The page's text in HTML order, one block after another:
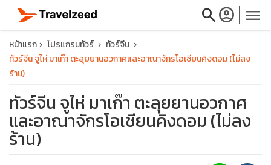
searchaccount_circle menu
close
travel_explore
หน้าแรก โปรแกรมทัวร์
ทัวร์จีน
ทัวร์จีน จูไห่ มาเก๊า ตะลุยยานอวกาศและอาณาจักรโอเชียนคิงดอม (ไม่ลง
ร้าน)
ทัวร์จีน จูไห่ มาเก๊า ตะลุยยานอวกาศ
และอาณาจักรโอเชียนคิงดอม (ไม่ลง
ร้าน)